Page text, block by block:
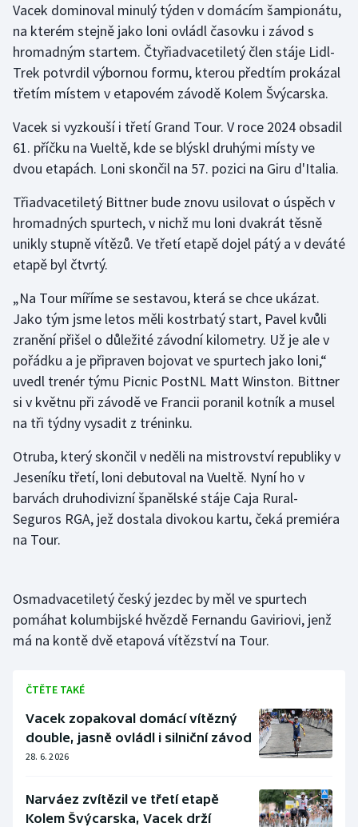
Judo
Krasobruslení
Lezení
Lyže a snowboard
Moderní pětiboj
Motorsport
Olympijské hry
Parasport
Plavání
Plážový volejbal
Ragby
Rychlobruslení
Rychlostní kanoistika
Short track
Stolní tenis
Triatlon
Vodní slalom
Volejbal
Ostatní
Vacek dominoval minulý týden v domácím šampionátu,
na kterém stejně jako loni ovládl časovku i závod s
hromadným startem. Čtyřiadvacetiletý člen stáje Lidl-
Trek potvrdil výbornou formu, kterou předtím prokázal
třetím místem v etapovém závodě Kolem Švýcarska.
Vacek si vyzkouší i třetí Grand Tour. V roce 2024 obsadil
61. příčku na Vueltě, kde se blýskl druhými místy ve
dvou etapách. Loni skončil na 57. pozici na Giru d'Italia.
Třiadvacetiletý Bittner bude znovu usilovat o úspěch v
hromadných spurtech, v nichž mu loni dvakrát těsně
unikly stupně vítězů. Ve třetí etapě dojel pátý a v deváté
etapě byl čtvrtý.
„Na Tour míříme se sestavou, která se chce ukázat.
Jako tým jsme letos měli kostrbatý start, Pavel kvůli
zranění přišel o důležité závodní kilometry. Už je ale v
pořádku a je připraven bojovat ve spurtech jako loni,“
uvedl trenér týmu Picnic PostNL Matt Winston. Bittner
si v květnu při závodě ve Francii poranil kotník a musel
na tři týdny vysadit z tréninku.
Otruba, který skončil v neděli na mistrovství republiky v
Jeseníku třetí, loni debutoval na Vueltě. Nyní ho v
barvách druhodivizní španělské stáje Caja Rural-
Seguros RGA, jež dostala divokou kartu, čeká premiéra
na Tour.
Osmadvacetiletý český jezdec by měl ve spurtech
pomáhat kolumbijské hvězdě Fernandu Gaviriovi, jenž
má na kontě dvě etapová vítězství na Tour.
ČTĚTE TAKÉ
Vacek zopakoval domácí vítězný
double, jasně ovládl i silniční závod
28. 6. 2026
Narváez zvítězil ve třetí etapě
Kolem Švýcarska, Vacek drží